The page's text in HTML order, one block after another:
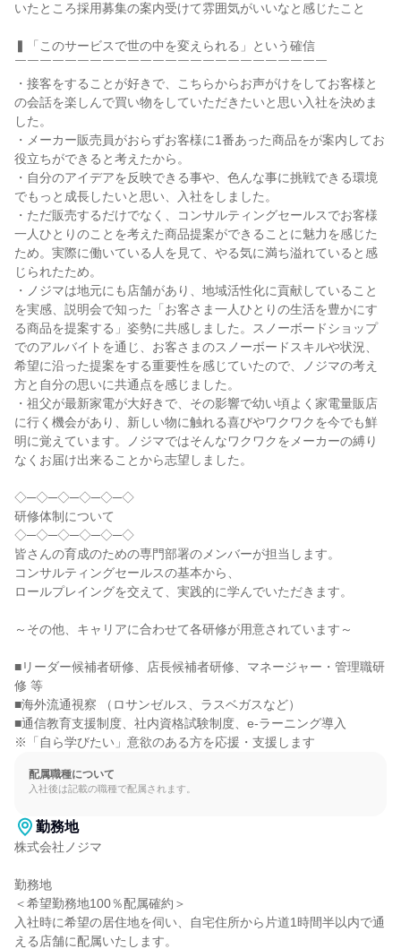
いたところ採用募集の案内受けて雰囲気がいいなと感じたこと
▍「このサービスで世の中を変えられる」という確信
￣￣￣￣￣￣￣￣￣￣￣￣￣￣￣￣￣￣￣￣￣￣￣￣￣
・接客をすることが好きで、こちらからお声がけをしてお客様と
の会話を楽しんで買い物をしていただきたいと思い入社を決めま
した。
・メーカー販売員がおらずお客様に1番あった商品をが案内してお
役立ちができると考えたから。
・自分のアイデアを反映できる事や、色んな事に挑戦できる環境
でもっと成長したいと思い、入社をしました。
・ただ販売するだけでなく、コンサルティングセールスでお客様
一人ひとりのことを考えた商品提案ができることに魅力を感じた
ため。実際に働いている人を見て、やる気に満ち溢れていると感
じられたため。
・ノジマは地元にも店舗があり、地域活性化に貢献していること
を実感、説明会で知った「お客さま一人ひとりの生活を豊かにす
る商品を提案する」姿勢に共感しました。スノーボードショップ
でのアルバイトを通じ、お客さまのスノーボードスキルや状況、
希望に沿った提案をする重要性を感じていたので、ノジマの考え
方と自分の思いに共通点を感じました。
・祖父が最新家電が大好きで、その影響で幼い頃よく家電量販店
に行く機会があり、新しい物に触れる喜びやワクワクを今でも鮮
明に覚えています。ノジマではそんなワクワクをメーカーの縛り
なくお届け出来ることから志望しました。
◇─◇─◇─◇─◇─◇
研修体制について
◇─◇─◇─◇─◇─◇
皆さんの育成のための専門部署のメンバーが担当します。
コンサルティングセールスの基本から、
ロールプレイングを交えて、実践的に学んでいただきます。
～その他、キャリアに合わせて各研修が用意されています～
■リーダー候補者研修、店長候補者研修、マネージャー・管理職研
修 等
■海外流通視察 （ロサンゼルス、ラスベガスなど）
■通信教育支援制度、社内資格試験制度、e-ラーニング導入
※「自ら学びたい」意欲のある方を応援・支援します
配属職種について
入社後は記載の職種で配属されます。
勤務地
株式会社ノジマ
勤務地
＜希望勤務地100％配属確約＞
入社時に希望の居住地を伺い、自宅住所から片道1時間半以内で通
える店舗に配属いたします。